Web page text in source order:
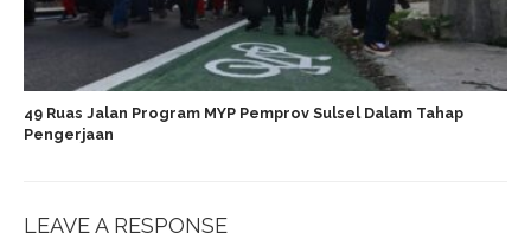
49 Ruas Jalan Program MYP Pemprov Sulsel Dalam Tahap
Pengerjaan
LEAVE A RESPONSE